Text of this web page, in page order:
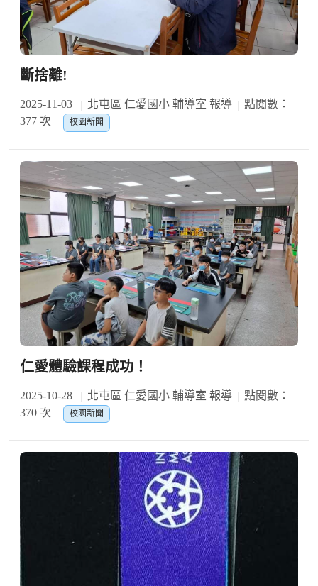
斷捨離!
2025-11-03 北屯區 仁愛國小 輔導室 報導
點閱數：
377 次
校園新聞
仁愛體驗課程成功！
2025-10-28 北屯區 仁愛國小 輔導室 報導
點閱數：
370 次
校園新聞